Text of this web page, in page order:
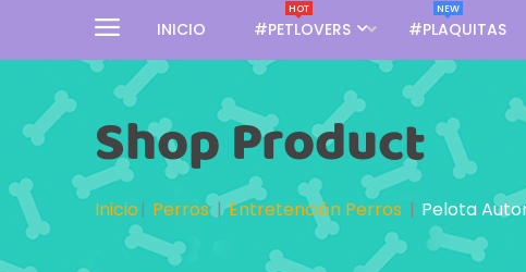
INICIO #PETLOVERS
HOT
#PLAQUITAS
NEW
Shop Product
Inicio Perros Entretención Perros Pelota